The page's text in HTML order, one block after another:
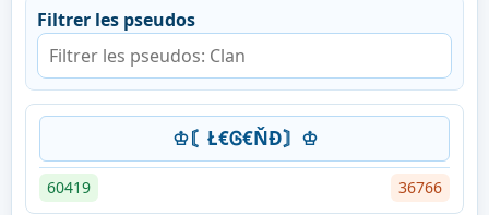
Filtrer les pseudos
♔〘Ł€Ꮆ€ŇĐ〙♔
60419 36766